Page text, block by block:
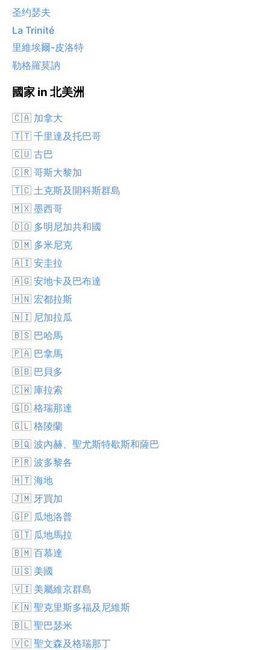
圣约瑟夫
La Trinité
里維埃爾-皮洛特
勒格羅莫訥
國家 in 北美洲
🇨🇦 加拿大
🇹🇹 千里達及托巴哥
🇨🇺 古巴
🇨🇷 哥斯大黎加
🇹🇨 土克斯及開科斯群島
🇲🇽 墨西哥
🇩🇴 多明尼加共和國
🇩🇲 多米尼克
🇦🇮 安圭拉
🇦🇬 安地卡及巴布達
🇭🇳 宏都拉斯
🇳🇮 尼加拉瓜
🇧🇸 巴哈馬
🇵🇦 巴拿馬
🇧🇧 巴貝多
🇨🇼 庫拉索
🇬🇩 格瑞那達
🇬🇱 格陵蘭
🇧🇶 波內赫、聖尤斯特歇斯和薩巴
🇵🇷 波多黎各
🇭🇹 海地
🇯🇲 牙買加
🇬🇵 瓜地洛普
🇬🇹 瓜地馬拉
🇧🇲 百慕達
🇺🇸 美國
🇻🇮 美屬維京群島
🇰🇳 聖克里斯多福及尼維斯
🇧🇱 聖巴瑟米
🇻🇨 聖文森及格瑞那丁